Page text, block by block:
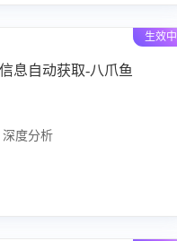
生效中
息自动获取-八爪鱼
深度分析